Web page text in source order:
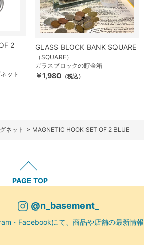
2
ット
GLASS BLOCK BANK SQUARE
（SQUARE）
ガラスブロックの貯金箱
￥1,980 （税込）
ネット > MAGNETIC HOOK SET OF 2 BLUE
PAGE TOP
@n_basement_
・Facebookにて、商品や店舗の最新情報